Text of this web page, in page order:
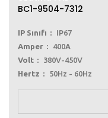
BC1-9504-7312
IP Sınıfı
IP67
Amper
400A
Volt
380V-450V
Hertz
50Hz - 60Hz